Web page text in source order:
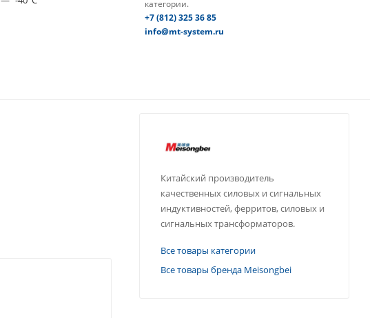
категории.
+7 (812) 325 36 85
info@mt-system.ru
Китайский производитель
качественных силовых и сигнальных
индуктивностей, ферритов, силовых и
сигнальных трансформаторов.
Все товары категории
Все товары бренда Meisongbei